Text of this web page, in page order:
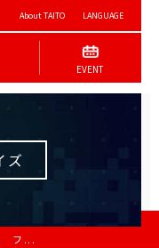
About TAITO LANGUAGE
EVENT
ズ
フ...